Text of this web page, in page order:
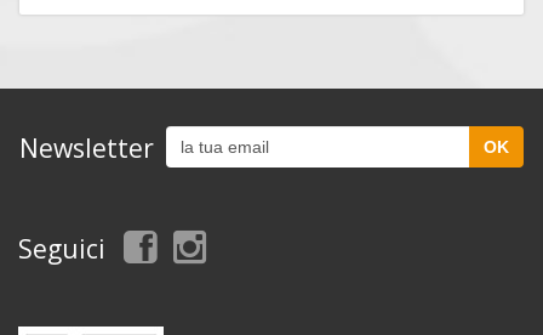
Newsletter
Seguici